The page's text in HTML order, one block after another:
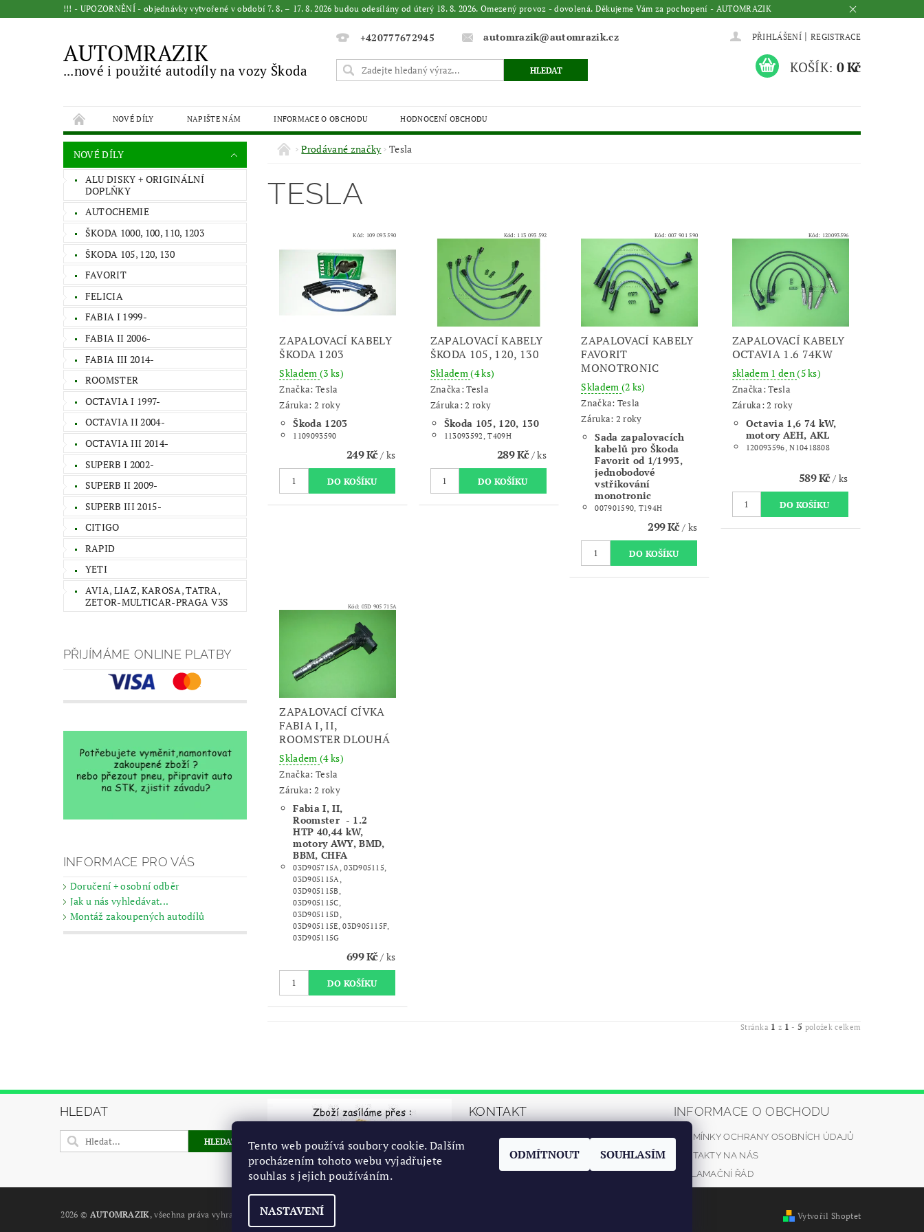
!!! - UPOZORNĚNÍ - objednávky vytvořené v období 7. 8. – 17. 8. 2026 budou odesílány od úterý 18. 8. 2026. Omezený provoz - dovolená. Děkujeme Vám za pochopení - AUTOMRAZIK
AUTOMRAZIK
...nové i použité autodíly na vozy Škoda
+420777672945 automrazik@automrazik.cz PŘIHLÁŠENÍ | REGISTRACE
KOŠÍK: 0 Kč
NOVÉ DÍLY NAPIŠTE NÁM INFORMACE O OBCHODU HODNOCENÍ OBCHODU
NOVÉ DÍLY
ALU DISKY + ORIGINÁLNÍ
DOPLŇKY
AUTOCHEMIE
ŠKODA 1000, 100, 110, 1203
ŠKODA 105, 120, 130
FAVORIT
FELICIA
FABIA I 1999-
FABIA II 2006-
FABIA III 2014-
ROOMSTER
OCTAVIA I 1997-
OCTAVIA II 2004-
OCTAVIA III 2014-
SUPERB I 2002-
SUPERB II 2009-
SUPERB III 2015-
CITIGO
RAPID
YETI
AVIA, LIAZ, KAROSA, TATRA,
ZETOR-MULTICAR-PRAGA V3S
PŘIJÍMÁME ONLINE PLATBY
INFORMACE PRO VÁS
Doručení + osobní odběr
Jak u nás vyhledávat...
Montáž zakoupených autodílů
Prodávané značky Tesla
TESLA
Kód: 109 093 590
ZAPALOVACÍ KABELY
ŠKODA 1203
Skladem (3 ks)
Značka: Tesla
Záruka: 2 roky
Škoda 1203
1109093590
249 Kč/ ks
Kód: 113 093 592
ZAPALOVACÍ KABELY
ŠKODA 105, 120, 130
Skladem(4 ks)
Značka:Tesla
Záruka: 2 roky
Škoda 105, 120, 130
113093592, T409H
289 Kč/ ks
Kód: 007 901 590
ZAPALOVACÍ KABELY
FAVORIT
MONOTRONIC
Skladem (2 ks)
Značka: Tesla
Záruka: 2 roky
Sada zapalovacích
kabelů pro Škoda
Favorit od 1/1993,
jednobodové
vstřikování
monotronic
007901590, T194H
299 Kč/ ks
Kód: 120093596
ZAPALOVACÍ KABELY
OCTAVIA 1.6 74KW
skladem 1 den(5 ks)
Značka:Tesla
Záruka: 2 roky
Octavia 1,6 74 kW,
motory AEH, AKL
120093596, N10418808
589 Kč/ ks
Kód: 03D 905 715A
ZAPALOVACÍ CÍVKA
FABIA I, II,
ROOMSTER DLOUHÁ
Skladem (4 ks)
Značka: Tesla
Záruka: 2 roky
Fabia I, II,
Roomster - 1.2
HTP 40,44 kW,
motory AWY, BMD,
BBM, CHFA
03D905715A, 03D905115,
03D905115A,
03D905115B,
03D905115C,
03D905115D,
03D905115E, 03D905115F,
03D905115G
699 Kč/ ks
Stránka 1 z 1 -5 položek celkem
HLEDAT KONTAKT
automrazik
cz
+420777672945
INFORMACE O OBCHODU
PODMÍNKY OCHRANY OSOBNÍCH ÚDAJŮ
KONTAKTY NA NÁS
REKLAMAČNÍ ŘÁD
2026 © AUTOMRAZIK, všechna práva vyhrazena Vytvořil Shoptet
Tento web používá soubory cookie. Dalším
procházením tohoto webu vyjadřujete
souhlas s jejich používáním.
NASTAVENÍ
ODMÍTNOUT SOUHLASÍM